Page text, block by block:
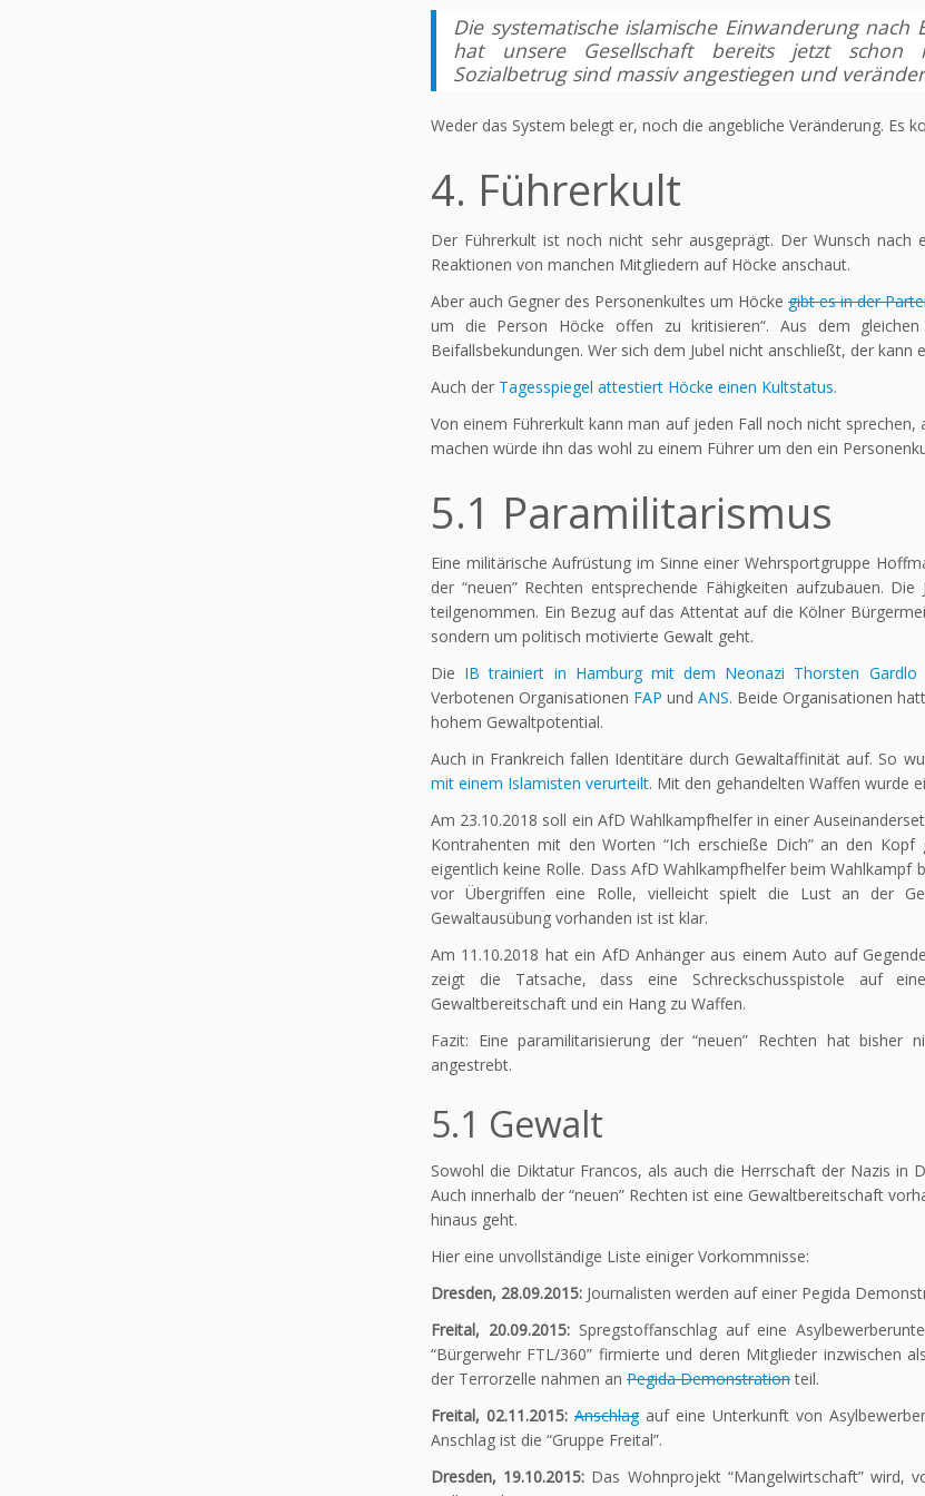
Die systematische islamische Einwanderung
hat unsere Gesellschaft bereits jetzt schon
Sozialbetrug sind massiv angestiegen und
Weder das System belegt er, noch die angebliche Veränderung. Es
4. Führerkult
Der Führerkult ist noch nicht sehr ausgeprägt. Der Wunsch
Reaktionen von manchen Mitgliedern auf Höcke anschaut.
Aber auch Gegner des Personenkultes um Höcke gibt es in der
um die Person Höcke offen zu kritisieren“. Aus dem
Beifallsbekundungen. Wer sich dem Jubel nicht anschließt, der kann
Auch der Tagesspiegel attestiert Höcke einen Kultstatus.
Von einem Führerkult kann man auf jeden Fall noch nicht
machen würde ihn das wohl zu einem Führer um den ein
5.1 Paramilitarismus
Eine militärische Aufrüstung im Sinne einer Wehrsportgruppe
der “neuen” Rechten entsprechende Fähigkeiten aufzubauen.
teilgenommen. Ein Bezug auf das Attentat auf die Kölner
sondern um politisch motivierte Gewalt geht.
Die IB trainiert in Hamburg mit dem Neonazi Thorsten Gardlo
Verbotenen Organisationen FAP und ANS. Beide Organisationen
hohem Gewaltpotential.
Auch in Frankreich fallen Identitäre durch Gewaltaffinität auf. So
mit einem Islamisten verurteilt. Mit den gehandelten Waffen wurde
Am 23.10.2018 soll ein AfD Wahlkampfhelfer in einer
Kontrahenten mit den Worten “Ich erschieße Dich” an den
eigentlich keine Rolle. Dass AfD Wahlkampfhelfer beim
vor Übergriffen eine Rolle, vielleicht spielt die Lust an der
Gewaltausübung vorhanden ist ist klar.
Am 11.10.2018 hat ein AfD Anhänger aus einem Auto auf
zeigt die Tatsache, dass eine Schreckschusspistole auf
Gewaltbereitschaft und ein Hang zu Waffen.
Fazit: Eine paramilitarisierung der “neuen” Rechten hat
angestrebt.
5.1 Gewalt
Sowohl die Diktatur Francos, als auch die Herrschaft der Nazis in
Auch innerhalb der “neuen” Rechten ist eine Gewaltbereitschaft
hinaus geht.
Hier eine unvollständige Liste einiger Vorkommnisse:
Dresden, 28.09.2015: Journalisten werden auf einer Pegida
Freital, 20.09.2015:Spregstoffanschlag auf eine
“Bürgerwehr FTL/360” firmierte und deren Mitglieder inzwischen als
der Terrorzelle nahmen an Pegida Demonstrationteil.
Freital, 02.11.2015: Anschlagauf eine Unterkunft von
Anschlag ist die “Gruppe Freital”.
Dresden, 19.10.2015: Das Wohnprojekt “Mangelwirtschaft” wird,